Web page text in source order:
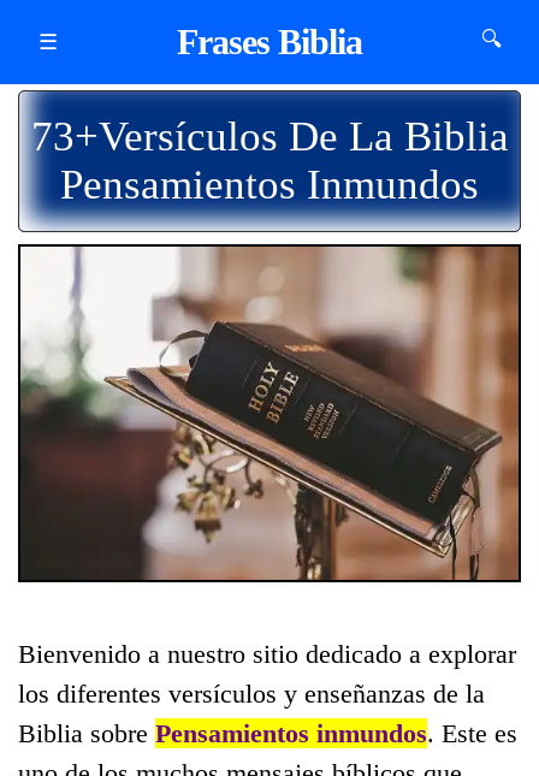
☰ Frases Biblia 🔍
73+Versículos De La Biblia
Pensamientos Inmundos
Bienvenido a nuestro sitio dedicado a explorar
los diferentes versículos y enseñanzas de la
Biblia sobre Pensamientos inmundos. Este es